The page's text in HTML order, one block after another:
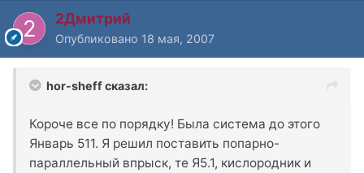
2Дмитрий
Опубликовано 18 мая, 2007
hor-sheff сказал:
Короче все по порядку! Была система до этого
Январь 511. Я решил поставить попарно-
параллельный впрыск, те Я5.1, кислородник и